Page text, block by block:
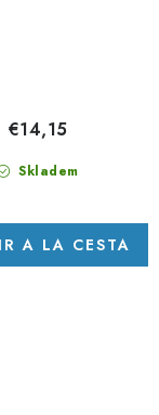
Skladem
€14,15
A LA CESTA